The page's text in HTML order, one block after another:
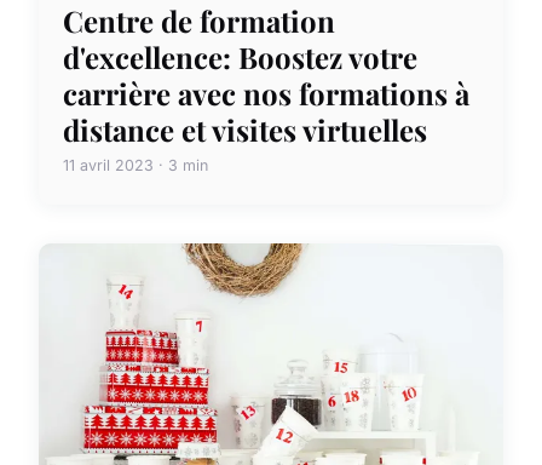
Centre de formation
d'excellence: Boostez votre
carrière avec nos formations à
distance et visites virtuelles
11 avril 2023 · 3 min